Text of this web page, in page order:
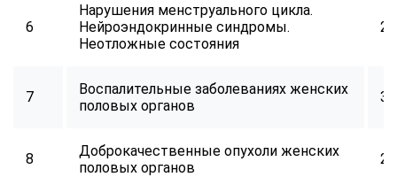
6
Нарушения менструального цикла.
Нейроэндокринные синдромы.
Неотложные состояния
24
7
Воспалительные заболеваниях женских
половых органов
32
8
Доброкачественные опухоли женских
половых органов
24